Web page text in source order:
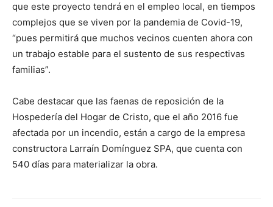
que este proyecto tendrá en el empleo local, en tiempos
complejos que se viven por la pandemia de Covid-19,
“pues permitirá que muchos vecinos cuenten ahora con
un trabajo estable para el sustento de sus respectivas
familias”.
Cabe destacar que las faenas de reposición de la
Hospedería del Hogar de Cristo, que el año 2016 fue
afectada por un incendio, están a cargo de la empresa
constructora Larraín Domínguez SPA, que cuenta con
540 días para materializar la obra.